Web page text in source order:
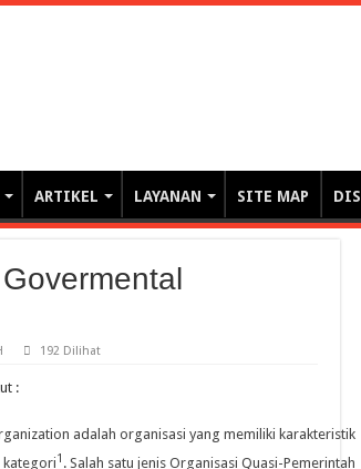
ARTIKEL LAYANAN SITE MAP
192 Dilihat
:
adalah organisasi yang memiliki karakteristik
kategori1 . Salah satu jenis Organisasi Quasi-Pemerintah